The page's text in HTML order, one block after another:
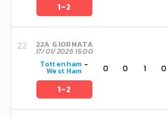
1-2
22A GIORNATA
17/01/2026 15:00
Tottenham -
West Ham
1-2
0 0 1 0